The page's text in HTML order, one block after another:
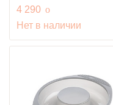
4 290 руб.
o
Нет в наличии